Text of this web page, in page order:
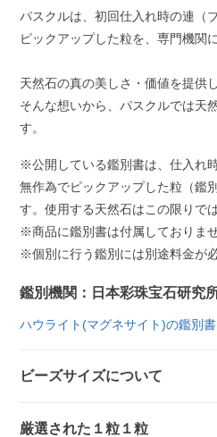
パスクルは、初回仕入れ時の連（
ピックアップした粒を、専門機関
天然石の真の美しさ・価値を提供し
そんな想いから、パスクルでは天
す。
※公開している鑑別書は、仕入れ
無作為でピックアップした粒（鑑
す。使用する天然石はこの限りで
※商品に鑑別書は付属しておりま
※個別に行う鑑別には別途料金が
鑑別機関：日本彩珠宝石研究
ハウライト(マグネサイト)の鑑別書
ビーズサイズについて
厳選された１粒１粒